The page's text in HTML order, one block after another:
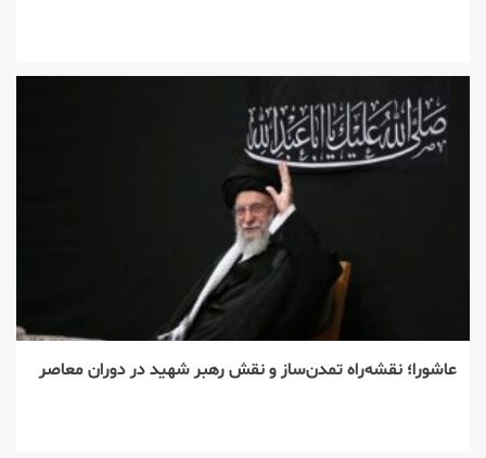
عاشورا؛ نقشه‌راه تمدن‌ساز و نقش رهبر شهید در دوران معاصر